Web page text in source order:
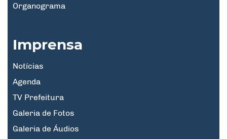
Organograma
Imprensa
Notícias
Agenda
TV Prefeitura
Galeria de Fotos
Galeria de Áudios